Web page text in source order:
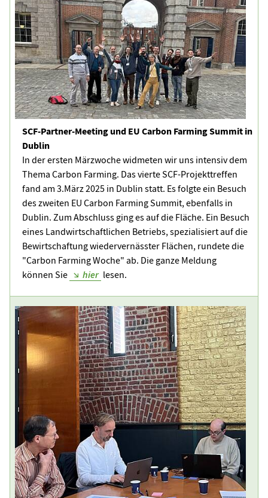
SCF-Partner-Meeting und EU Carbon Farming Summit in
Dublin
In der ersten Märzwoche widmeten wir uns intensiv dem
Thema Carbon Farming. Das vierte SCF-Projekttreffen
fand am 3.März 2025 in Dublin statt. Es folgte ein Besuch
des zweiten EU Carbon Farming Summit, ebenfalls in
Dublin. Zum Abschluss ging es auf die Fläche. Ein Besuch
eines Landwirtschaftlichen Betriebs, spezialisiert auf die
Bewirtschaftung wiedervernässter Flächen, rundete die
"Carbon Farming Woche" ab. Die ganze Meldung
können Sie
hier lesen.